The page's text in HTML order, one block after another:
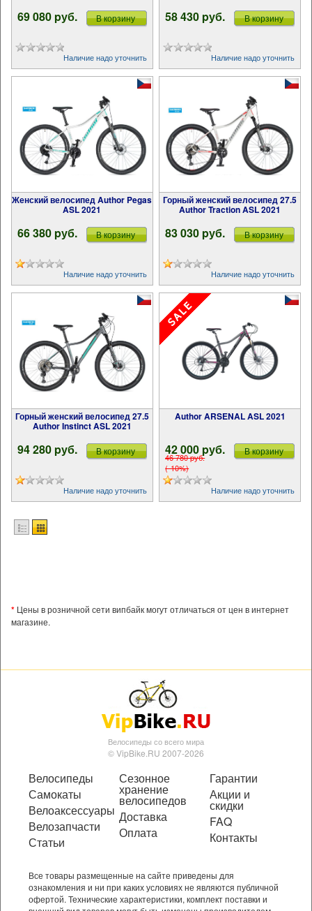
69 080 pуб. В корзину
Наличие надо уточнить
58 430 pуб. В корзину
Наличие надо уточнить
Женский велосипед Author Pegas
ASL 2021
66 380 pуб. В корзину
Наличие надо уточнить
Горный женский велосипед 27.5
Author Traction ASL 2021
83 030 pуб. В корзину
Наличие надо уточнить
Горный женский велосипед 27.5
Author Instinct ASL 2021
94 280 pуб. В корзину
Наличие надо уточнить
Author ARSENAL ASL 2021
42 000 pуб.
46 780 pуб.
(-10%)
В корзину
Наличие надо уточнить
* Цены в розничной сети випбайк могут отличаться от цен в интернет
магазине.
Велосипеды со всего мира
© VipBike.RU 2007-2026
Велосипеды
Самокаты
Велоаксессуары
Велозапчасти
Статьи
Сезонное
хранение
велосипедов
Доставка
Оплата
Гарантии
Акции и
скидки
FAQ
Контакты
Все товары размещенные на сайте приведены для
ознакомления и ни при каких условиях не являются публичной
офертой. Технические характеристики, комплект поставки и